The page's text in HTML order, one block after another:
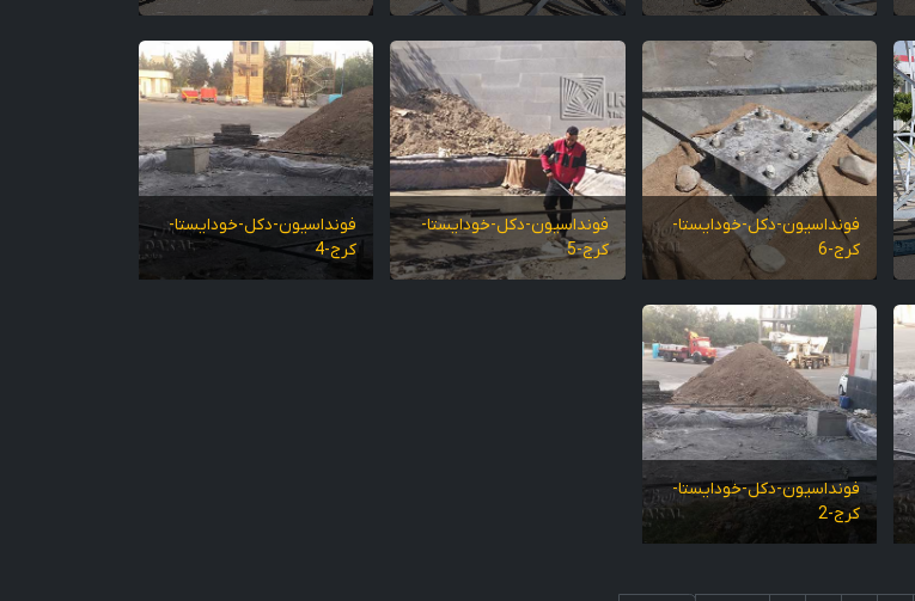
فونداسیون-دکل-خودایستا-
کرج-6
فونداسیون-دکل-خودایستا-
کرج-5
فونداسیون-دکل-خودایستا-
کرج-4
فونداسیون-دکل-خودایستا-
کرج-2